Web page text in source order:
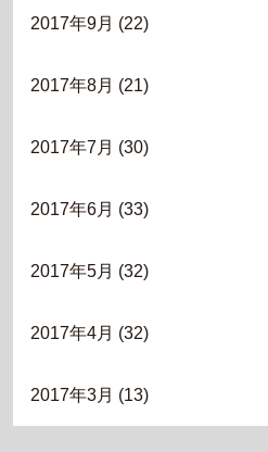
2017年9月 (22)
2017年8月 (21)
2017年7月 (30)
2017年6月 (33)
2017年5月 (32)
2017年4月 (32)
2017年3月 (13)